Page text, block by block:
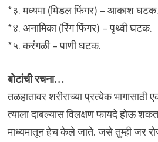
*३. मध्यमा (मिडल फिंगर) – आकाश घटक.
*४. अनामिका (रिंग फिंगर) – पृथ्वी घटक.
*५. करंगळी – पाणी घटक.
बोटांची रचना…
तळहातावर शरीराच्या प्रत्येक
त्याला दाबल्यास विलक्षण फायदे होऊ
माध्यमातून हेच केले जाते. जसे तुम्ही जर